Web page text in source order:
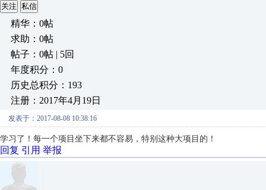
关注 私信
精华：0帖
求助：0帖
帖子：0帖 | 5回
年度积分：0
历史总积分：193
注册：2017年4月19日
发表于：2017-08-08 10:38:16
学习了！每一个项目坐下来都不容易，特别这种大项目的！
回复 引用 举报